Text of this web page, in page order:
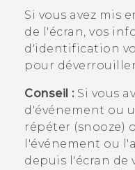
Si vous avez mis
de l'écran, vos
d'identification
pour déverrouiller
Conseil :Si vous
d'événement ou
répéter (snooze)
l'événement ou
depuis l'écran de